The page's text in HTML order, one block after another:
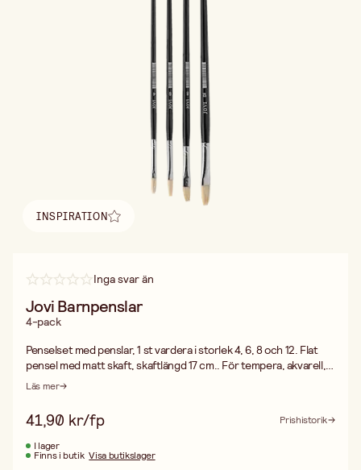
INSPIRATION
Hitta inspiration
Inga svar än
Jovi Barnpenslar
4-pack
Penselset med penslar, 1 st vardera i storlek 4, 6, 8 och 12. Flat
pensel med matt skaft, skaftlängd 17 cm.. För tempera, akvarell,
akryl m.m.
Läs mer
41,90 kr/fp
Prishistorik
I lager
Finns i butik Visa butikslager